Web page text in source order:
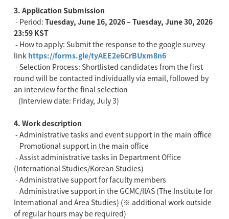
3. Application Submission
- Period: Tuesday, June 16, 2026 – Tuesday, June 30, 2026
23:59 KST
- How to apply: Submit the response to the google survey
link https://forms.gle/tyAEE2e6CrBUxm8n6
- Selection Process: Shortlisted candidates from the first
round will be contacted individually via email, followed by
an interview for the final selection
(Interview date: Friday, July 3)
4. Work description
- Administrative tasks and event support in the main office
- Promotional support in the main office
- Assist administrative tasks in Department Office
(International Studies/Korean Studies)
- Administrative support for faculty members
- Administrative support in the GCMC/IIAS (The Institute for
International and Area Studies) (※ additional work outside
of regular hours may be required)